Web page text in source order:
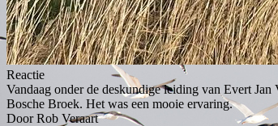
Reactie
Vandaag onder de deskundige leiding van Evert
Bosche Broek. Het was een mooie ervaring.
Door Rob Veraart